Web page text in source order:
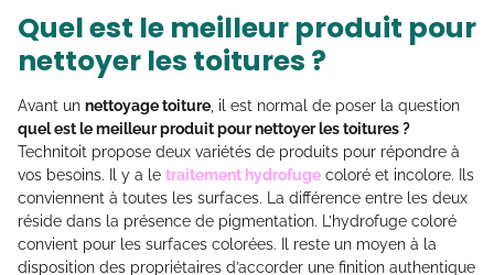
Quel est le meilleur produit pour
nettoyer les toitures ?
Avant un nettoyage toiture , il est normal de poser la question
quel est le meilleur produit pour nettoyer les toitures ?
Technitoit propose deux variétés de produits pour répondre à
vos besoins. Il y a le traitement hydrofuge coloré et incolore. Ils
conviennent à toutes les surfaces. La différence entre les deux
réside dans la présence de pigmentation. L’hydrofuge coloré
convient pour les surfaces colorées. Il reste un moyen à la
disposition des propriétaires d’accorder une finition authentique